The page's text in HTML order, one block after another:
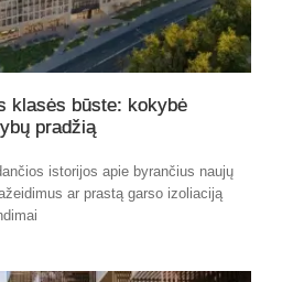
klasės būste: kokybė
pradžią
istorijos apie byrančius naujų
ar prastą garso izoliaciją